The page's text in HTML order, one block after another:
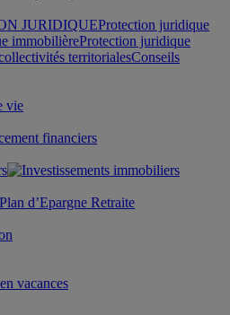
JURIDIQUEProtection juridique
immobilièreProtection juridique
territorialesConseils